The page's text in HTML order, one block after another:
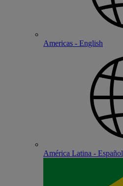
Americas - English
América Latina - Español